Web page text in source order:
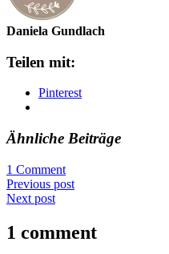
Daniela Gundlach
Teilen mit:
Pinterest
Ähnliche Beiträge
1 Comment
Previous post
Next post
1 comment